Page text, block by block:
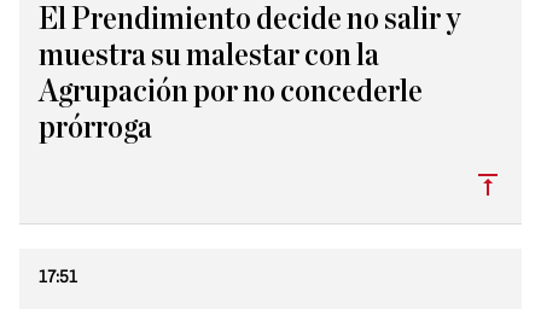
El Prendimiento decide no salir y
muestra su malestar con la
Agrupación por no concederle
prórroga
17:51